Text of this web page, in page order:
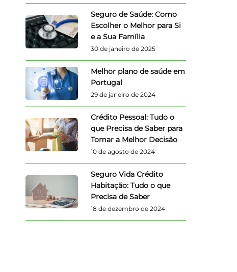
Seguro de Saúde: Como
Escolher o Melhor para Si
e a Sua Família
30 de janeiro de 2025
Melhor plano de saúde em
Portugal
29 de janeiro de 2024
Crédito Pessoal: Tudo o
que Precisa de Saber para
Tomar a Melhor Decisão
10 de agosto de 2024
Seguro Vida Crédito
Habitação: Tudo o que
Precisa de Saber
18 de dezembro de 2024